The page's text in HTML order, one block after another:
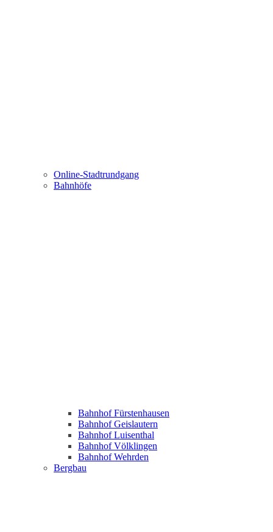
Online-Stadtrundgang
Bahnhöfe
Bahnhof Fürstenhausen
Bahnhof Geislautern
Bahnhof Luisenthal
Bahnhof Völklingen
Bahnhof Wehrden
Bergbau